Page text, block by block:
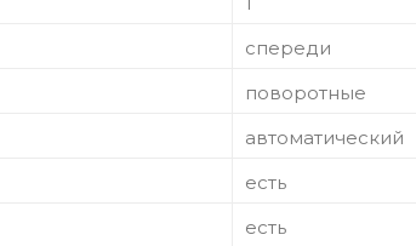
спереди
поворотные
автоматический
есть
есть